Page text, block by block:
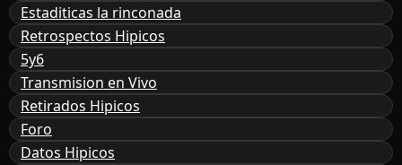
Estaditicas la rinconada
Retrospectos Hipicos
5y6
Transmision en Vivo
Retirados Hipicos
Foro
Datos Hipicos